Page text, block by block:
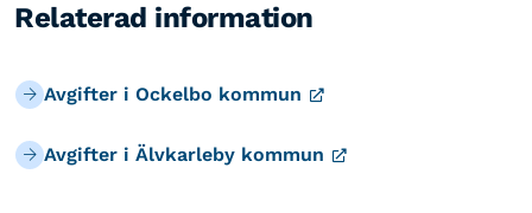
Relaterad information
Avgifter i Ockelbo kommun
Avgifter i Älvkarleby kommun